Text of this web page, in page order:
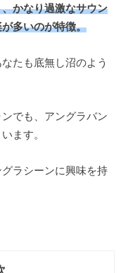
かなり過激なサウン
多いのが特徴。
たも底無し沼のよう
でも、アングラバン
ます。
ラシーンに興味を持